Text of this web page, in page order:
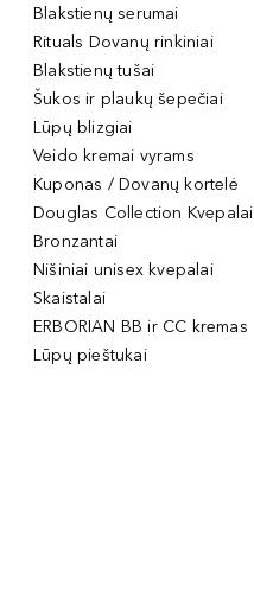
Blakstienų serumai
Rituals Dovanų rinkiniai
Blakstienų tušai
Šukos ir plaukų šepečiai
Lūpų blizgiai
Veido kremai vyrams
Kuponas / Dovanų kortelė
Douglas Collection Kvepalai
Bronzantai
Nišiniai unisex kvepalai
Skaistalai
ERBORIAN BB ir CC kremas
Lūpų pieštukai